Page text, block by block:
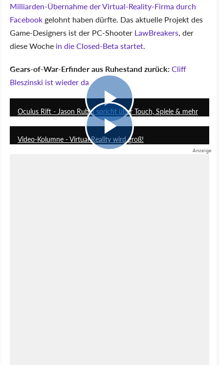
Milliarden-Übernahme der Virtual-Reality-Firma durch
Facebook gelohnt haben dürfte. Das aktuelle Projekt des
Game-Designers ist der PC-Shooter LawBreakers, der
diese Woche in die Closed-Beta startet.
Gears-of-War-Erfinder aus Ruhestand zurück:Cliff
Bleszinski ist wieder da
Oculus Rift - Jason Rubin spricht über Touch, Spiele & mehr
2:47
Video-Kolumne - Virtual Reality wird groß!